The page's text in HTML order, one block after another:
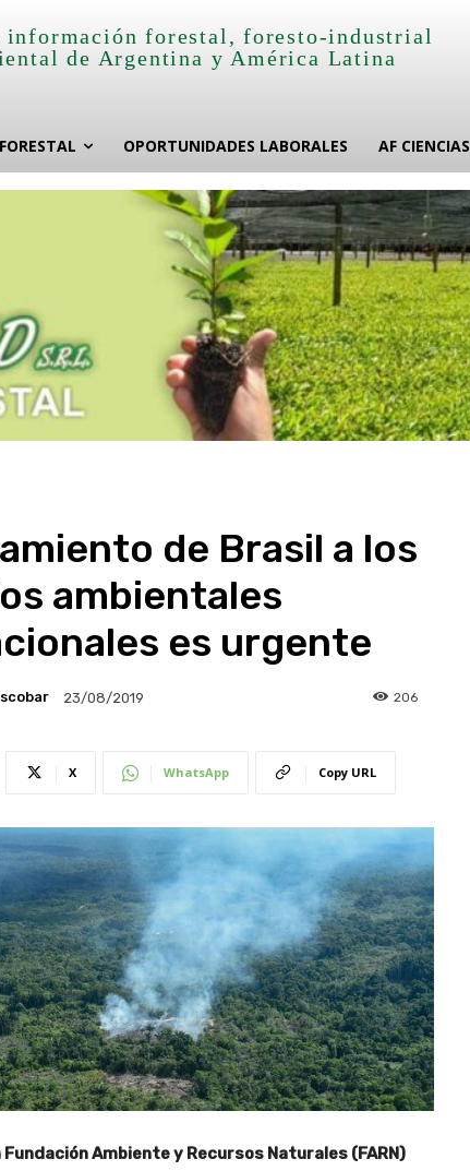
información forestal, foresto-industrial
de Argentina y América Latina
OPORTUNIDADES LABORALES AF CIENCIAS
de Brasil a los
ambientales
es urgente
23/08/2019 206
X WhatsApp Copy URL
Ambiente y Recursos Naturales (FARN)